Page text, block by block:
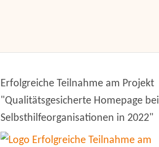
Erfolgreiche Teilnahme am Projekt
"Qualitätsgesicherte Homepage bei
Selbsthilfeorganisationen in 2022"